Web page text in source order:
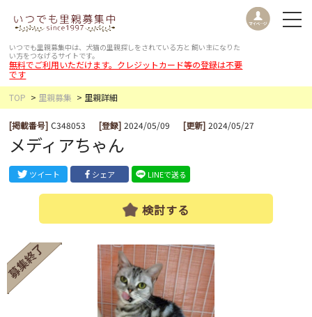
いつでも里親募集中は、犬猫の里親探しをされている方と 飼い主になりた
い方をつなげるサイトです。
無料でご利用いただけます。クレジットカード等の登録は不要
です
TOP
里親募集 里親詳細
[掲載番号] C348053 [登録] 2024/05/09 [更新] 2024/05/27
メディアちゃん
ツイート シェア LINEで送る
検討する